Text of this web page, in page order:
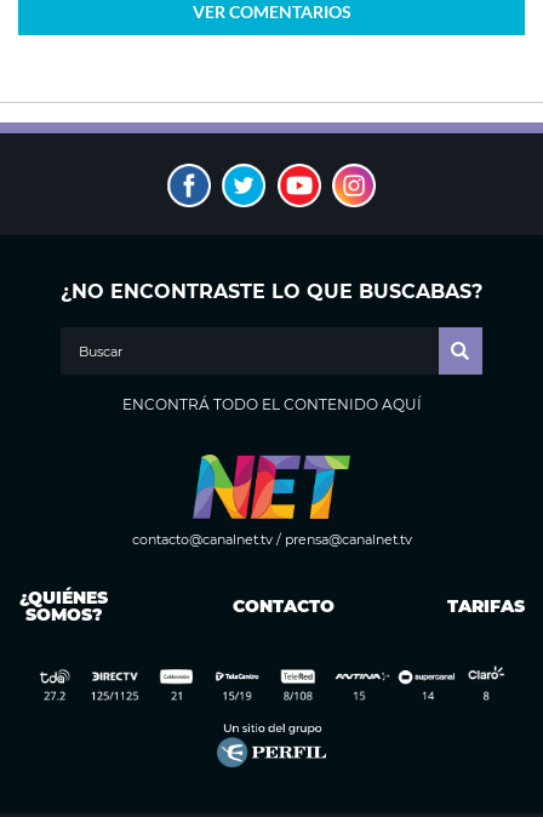
VERCOMENTARIOS
¿NO ENCONTRASTE LO QUE BUSCABAS?
ENCONTRÁ TODO EL CONTENIDO AQUÍ
contacto@canalnet.tv/ prensa@canalnet.tv
¿QUIÉNES
SOMOS? CONTACTO TARIFAS